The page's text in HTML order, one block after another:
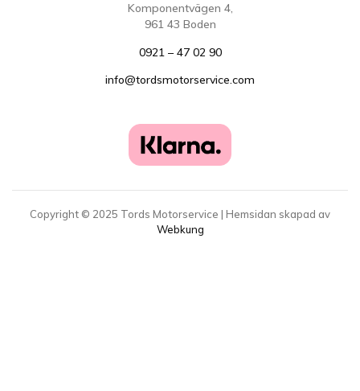
Komponentvägen 4,
961 43 Boden
0921 – 47 02 90
info@tordsmotorservice.com
Copyright © 2025 Tords Motorservice | Hemsidan skapad av
Webkung